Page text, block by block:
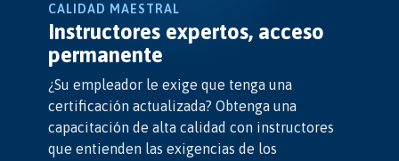
CALIDAD MAESTRAL
Instructores expertos, acceso
permanente
¿Su empleador le exige que tenga una
certificación actualizada? Obtenga una
capacitación de alta calidad con instructores
que entienden las exigencias de los